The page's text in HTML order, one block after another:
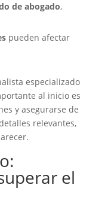
de abogado,
pueden afectar
especializado
al inicio es
y asegurarse de
relevantes,
el